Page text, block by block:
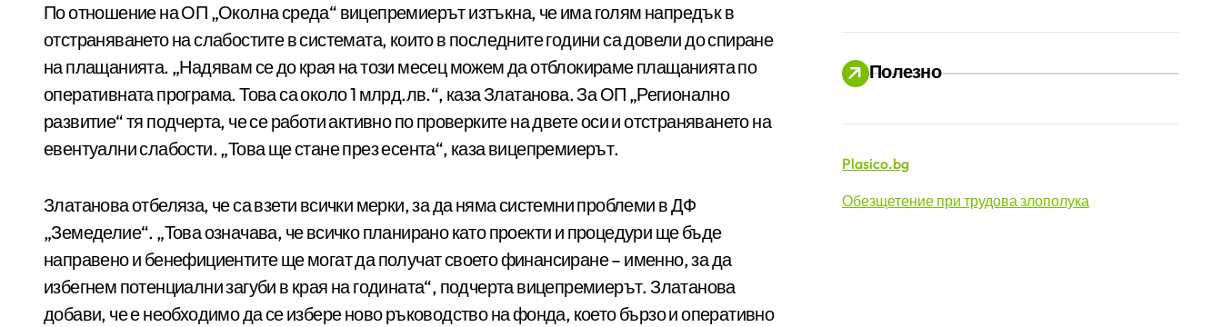
По отношение на ОП „Околна среда“ вицепремиерът изтъкна, че има голям напредък в
отстраняването на слабостите в системата, които в последните години са довели до спиране
на плащанията. „Надявам се до края на този месец можем да отблокираме плащанията по
оперативната програма. Това са около 1 млрд.лв.“, каза Златанова. За ОП „Регионално
развитие“ тя подчерта, че се работи активно по проверките на двете оси и отстраняването на
евентуални слабости. „Това ще стане през есента“, каза вицепремиерът.
Златанова отбеляза, че са взети всички мерки, за да няма системни проблеми в ДФ
„Земеделие“. „Това означава, че всичко планирано като проекти и процедури ще бъде
направено и бенефициентите ще могат да получат своето финансиране – именно, за да
избегнем потенциални загуби в края на годината“, подчерта вицепремиерът. Златанова
добави, че е необходимо да се избере ново ръководство на фонда, което бързо и оперативно
Полезно
Plasico.bg
Обезщетение при трудова злополука